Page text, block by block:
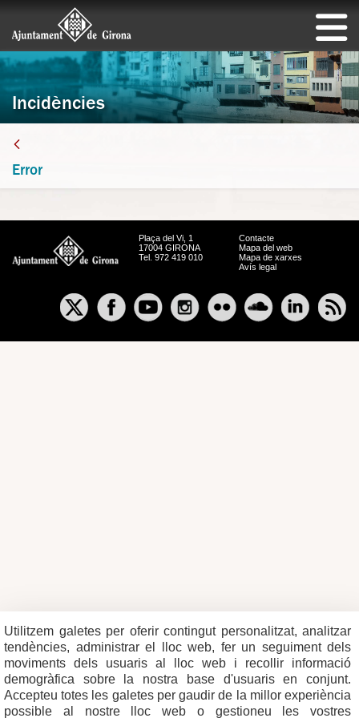
Incidències
Error
Plaça del Vi, 1
17004 GIRONA
Tel. 972 419 010
Contacte
Mapa del web
Mapa de xarxes
Avís legal
Utilitzem galetes per oferir contingut personalitzat, analitzar
tendències, administrar el lloc web, fer un seguiment dels
moviments dels usuaris al lloc web i recollir informació
demogràfica sobre la nostra base d'usuaris en conjunt.
Accepteu totes les galetes per gaudir de la millor experiència
possible al nostre lloc web o gestioneu les vostres